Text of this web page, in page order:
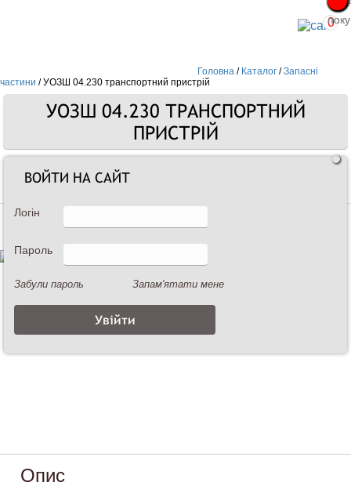
0
Головна / Каталог /Запасні
частини /УОЗШ 04.230 транспортний пристрій
УОЗШ 04.230 ТРАНСПОРТНИЙ
ПРИСТРІЙ
Опис
ВОЙТИ НА САЙТ
Логін
Пароль
Забули пароль Запам'ятати мене